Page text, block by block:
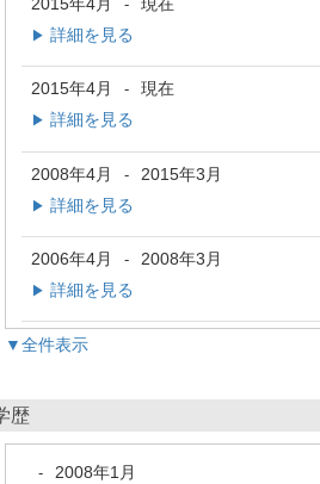
2015年4月 - 現在
▶ 詳細を見る
2015年4月 - 現在
▶ 詳細を見る
2008年4月 - 2015年3月
▶ 詳細を見る
2006年4月 - 2008年3月
▶ 詳細を見る
▼全件表示
歴
- 2008年1月